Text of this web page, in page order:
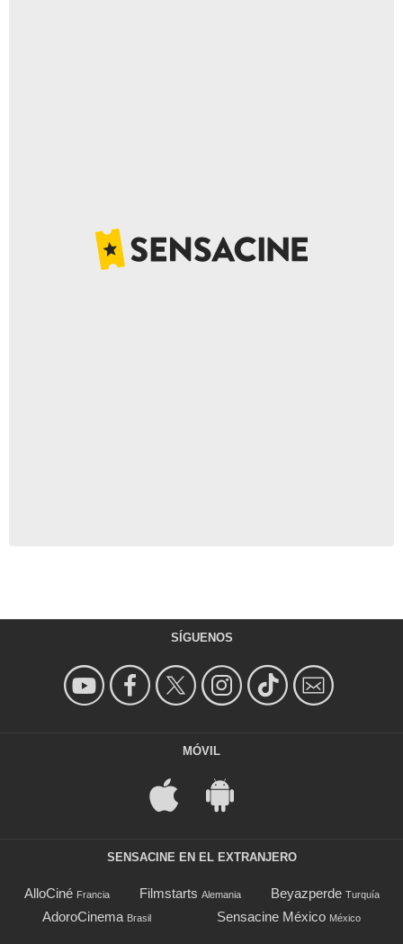
SÍGUENOS
MÓVIL
SENSACINE EN EL EXTRANJERO
AlloCiné Francia Filmstarts Alemania Beyazperde Turquía
AdoroCinema Brasil Sensacine México México